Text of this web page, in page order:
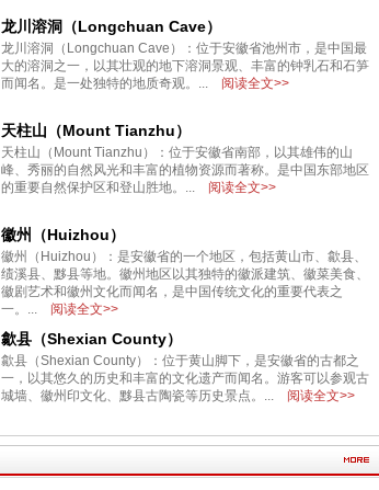
龙川溶洞（Longchuan Cave）
龙川溶洞（Longchuan Cave）：位于安徽省池州市，是中国最
大的溶洞之一，以其壮观的地下溶洞景观、丰富的钟乳石和石笋
而闻名。是一处独特的地质奇观。...
阅读全文>>
天柱山（Mount Tianzhu）
天柱山（Mount Tianzhu）：位于安徽省南部，以其雄伟的山
峰、秀丽的自然风光和丰富的植物资源而著称。是中国东部地区
的重要自然保护区和登山胜地。...
阅读全文>>
徽州（Huizhou）
徽州（Huizhou）：是安徽省的一个地区，包括黄山市、歙县、
绩溪县、黟县等地。徽州地区以其独特的徽派建筑、徽菜美食、
徽剧艺术和徽州文化而闻名，是中国传统文化的重要代表之
一。...
阅读全文>>
歙县（Shexian County）
歙县（Shexian County）：位于黄山脚下，是安徽省的古都之
一，以其悠久的历史和丰富的文化遗产而闻名。游客可以参观古
城墙、徽州印文化、黟县古陶瓷等历史景点。...
阅读全文>>